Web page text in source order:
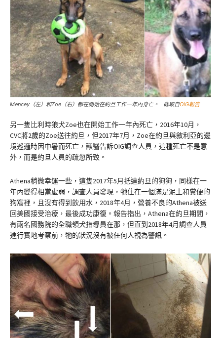
Mencey（左）和Zoe（右）都在開始在約旦工作一年內身亡。 截取自OIG報告
另一隻比利時狼犬Zoe也在開始工作一年內死亡，2016年10月，
CVC將2歲的Zoe送往約旦，但2017年7月，Zoe在約旦與敘利亞的邊
境巡邏時因中暑而死亡，獸醫告訴OIG調查人員，這種死亡不是意
外，而是約旦人員的疏忽所致。
Athena稍微幸運一些，這隻2017年5月抵達約旦的狗狗，同樣在一
年內變得相當虛弱，調查人員發現，牠住在一個滿是泥土和糞便的
狗窩裡，且沒有得到飲用水，2018年4月，營養不良的Athena被送
回美國接受治療，最後成功康復。報告指出，Athena在約旦期間，
有兩名國務院的全職領犬指導員在那，但直到2018年4月調查人員
進行實地考察前，牠的狀況沒有被任何人視為警訊。